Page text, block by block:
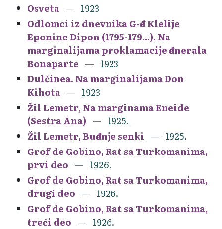
Osveta
1923
Odlomci iz dnevnika G-đe Klelije
Eponine Dipon (1795-179...). Na
marginalijama proklamacije đenerala
Bonaparte
1923
Dulčinea. Na marginalijama Don
Kihota
1923
Žil Lemetr, Na marginama Eneide
(Sestra Ana)
1925.
Žil Lemetr, Buđenje senki
1925.
Grof de Gobino, Rat sa Turkomanima,
prvi deo
1926.
Grof de Gobino, Rat sa Turkomanima,
drugi deo
1926.
Grof de Gobino, Rat sa Turkomanima,
treći deo
1926.